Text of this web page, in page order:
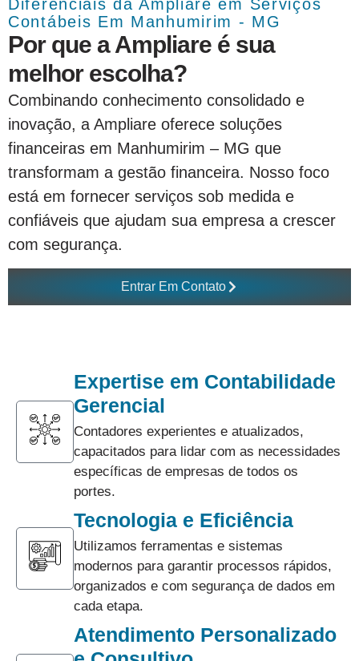
Expertise em Contabilidade
Gerencial
Contadores experientes e atualizados,
capacitados para lidar com as necessidades
específicas de empresas de todos os
portes.
Tecnologia e Eficiência
Utilizamos ferramentas e sistemas
modernos para garantir processos rápidos,
organizados e com segurança de dados em
cada etapa.
Atendimento Personalizado
Diferenciais da Ampliare em Serviços
Contábeis Em Manhumirim - MG
Por que a Ampliare é sua
melhor escolha?
Combinando conhecimento consolidado e
inovação, a Ampliare oferece soluções
financeiras em Manhumirim – MG que
transformam a gestão financeira. Nosso foco
está em fornecer serviços sob medida e
confiáveis que ajudam sua empresa a crescer
com segurança.
Entrar Em Contato